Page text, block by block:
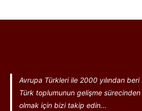
Avrupa Türkleri ile 2000 yılından
Türk toplumunun gelişme
olmak için bizi takip edin...